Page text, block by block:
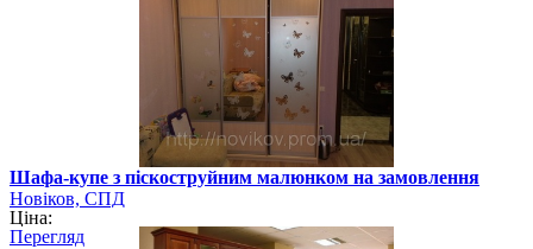
Шафа-купе з піскоструйним малюнком на замовлення
Новіков, СПД
Ціна:
Перегляд